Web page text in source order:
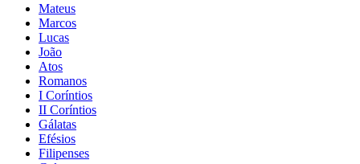
Mateus
Marcos
Lucas
João
Atos
Romanos
I Coríntios
II Coríntios
Gálatas
Efésios
Filipenses